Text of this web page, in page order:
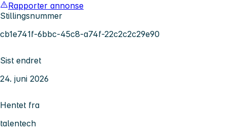
Rapporter annonse
Stillingsnummer
cb1e741f-6bbc-45c8-a74f-22c2c2c29e90
Sist endret
24. juni 2026
Hentet fra
talentech